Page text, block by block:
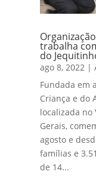
trabalha
do
ago 8, 2022 |
Fundada em
Criança e do
localizada no
Gerais,
agosto e
famílias e
de 14...